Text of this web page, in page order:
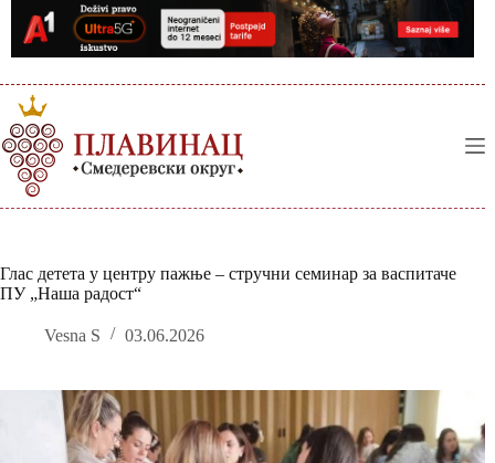
content
Глас детета у центру пажње – стручни семинар за васпитаче
ПУ „Наша радост“
Vesna S 03.06.2026